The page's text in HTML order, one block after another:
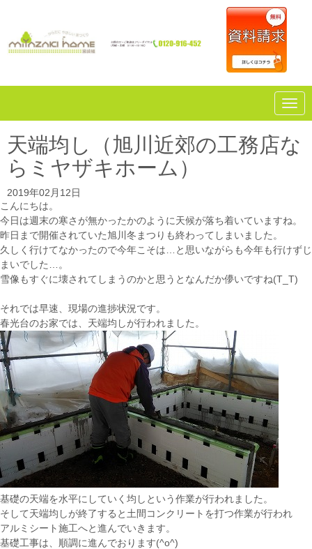
N
a
g
a
天端均し（旭川近郊の工務店な
らミヤザキホーム）
2019年02月12日
こんにちは。
今日は週末の寒さが無かったかのように天候が落ち着いていますね。
昨日まで開催されていた旭川冬まつりも終わってしまいました。
久しく行けてなかったので今年こそは…と思いながらも今年も行けずじ
まいでした…。
雪像もすぐに壊されてしまうのかと思うとなんだか儚いですね(T_T)
それでは早速、現場の進捗状況です。
春光台のお家では、天端均しが行われました。
基礎の天端を水平にしていく均しという作業が行われました。
そして天端均しが終了すると土間コンクリートを打つ作業が行われ
アルミシート施工へと進んでいきます。
基礎工事は、順調に進んでおります(^o^)